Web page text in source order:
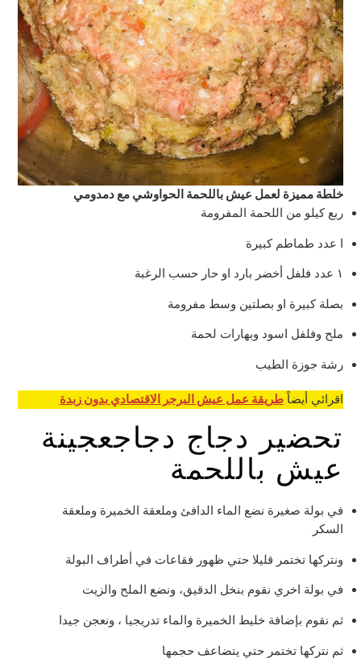
خلطة مميزة لعمل عيش باللحمة الحواوشي مع دمدومي
ربع كيلو من اللحمة المفرومة
ا عدد طماطم كبيرة
١ عدد فلفل أخضر بارد او حار حسب الرغبة
بصلة كبيرة او بصلتين وسط مفرومة
ملح وفلفل اسود وبهارات لحمة
رشة جوزة الطيب
اقرائي أيضاًطريقة عمل عيش البرجر الاقتصادي بدون زبدة
تحضير دجاج دجاجعجينة
عيش باللحمة
في بولة صغيرة نضع الماء الدافئ وملعقة الخميرة وملعقة
السكر
ونتركها تختمر قليلا حتي ظهور فقاعات في أطراف البولة
في بولة اخري نقوم بنخل الدقيق، ونضع الملح والزيت
ثم نقوم بإضافة خليط الخميرة والماء تدريجيا ، ونعجن جيدا
ثم نتركها تختمر حتي يتضاعف حجمها